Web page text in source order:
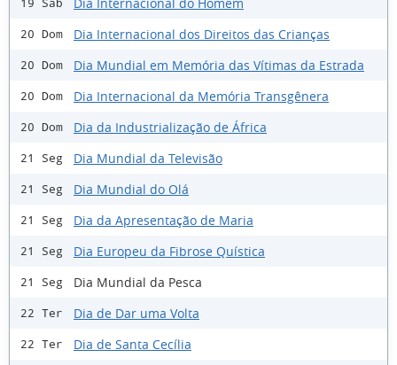
19 Sáb
20 Dom Dia Internacional dos Direitos das Crianças
20 Dom Dia Mundial em Memória das Vítimas da Estrada
20 Dom Dia Internacional da Memória Transgênera
20 Dom Dia da Industrialização de África
21 Seg Dia Mundial da Televisão
21 Seg Dia Mundial do Olá
21 Seg Dia da Apresentação de Maria
21 Seg Dia Europeu da Fibrose Quística
21 Seg Dia Mundial da Pesca
22 Ter Dia de Dar uma Volta
22 Ter Dia de Santa Cecília